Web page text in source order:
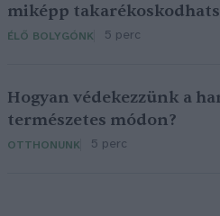
miképp
ÉLŐ BOLYGÓNK 5 perc
Hogyan védekezzünk a
természetes módon?
OTTHONUNK 5 perc